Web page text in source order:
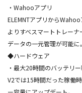
・Wahooアプリ
ELEMNTアプリから
よりすべスマートトレー
データの一元管理が可能に。
◆ハードウェア
・最大20時間のバッテリ
V2では15時間だった稼働